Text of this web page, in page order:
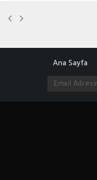
Ana Sayfa